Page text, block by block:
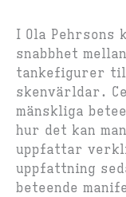
I Ola Pehrsons
snabbhet
tankefigurer
skenvärldar.
mänskliga
hur det kan
uppfattar
uppfattning
beteende